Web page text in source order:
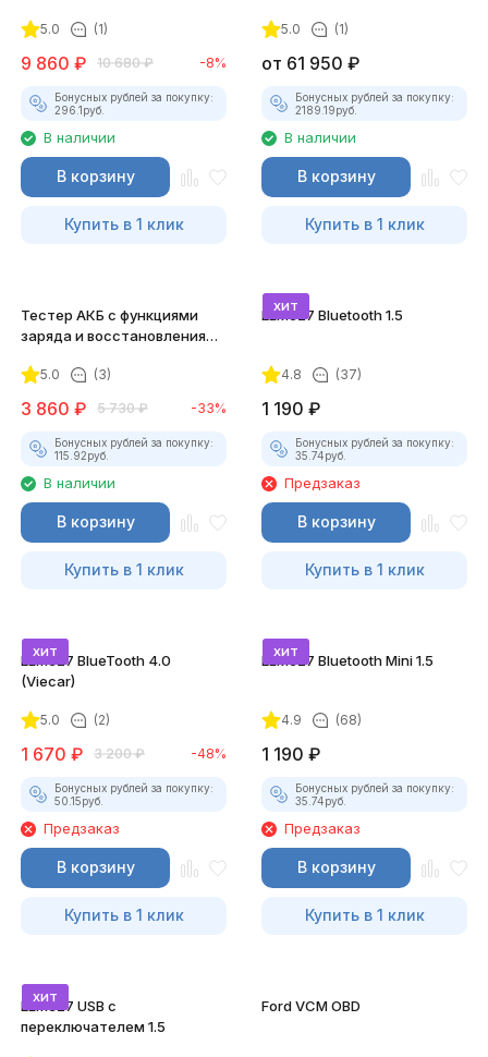
5.0 (1)
9 860 ₽ 10 680 ₽ -8%
Бонусных рублей за покупку:
296.1руб.
В наличии
В корзину
Купить в 1 клик
5.0 (1)
от 61 950 ₽
Бонусных рублей за покупку:
2189.19руб.
В наличии
В корзину
Купить в 1 клик
Тестер АКБ с функциями
заряда и восстановления
5.0 (3)
3 860 ₽ 5 730 ₽ -33%
Бонусных рублей за покупку:
115.92руб.
В наличии
В корзину
Купить в 1 клик
хит
ELM327 Bluetooth 1.5
4.8 (37)
1 190 ₽
Бонусных рублей за покупку:
35.74руб.
Предзаказ
В корзину
Купить в 1 клик
хит
ELM327 BlueTooth 4.0
(Viecar)
5.0 (2)
1 670 ₽ 3 200 ₽ -48%
Бонусных рублей за покупку:
50.15руб.
Предзаказ
В корзину
Купить в 1 клик
хит
ELM327 Bluetooth Mini 1.5
4.9 (68)
1 190 ₽
Бонусных рублей за покупку:
35.74руб.
Предзаказ
В корзину
Купить в 1 клик
хит
ELM327 USB с
переключателем 1.5
Ford VCM OBD